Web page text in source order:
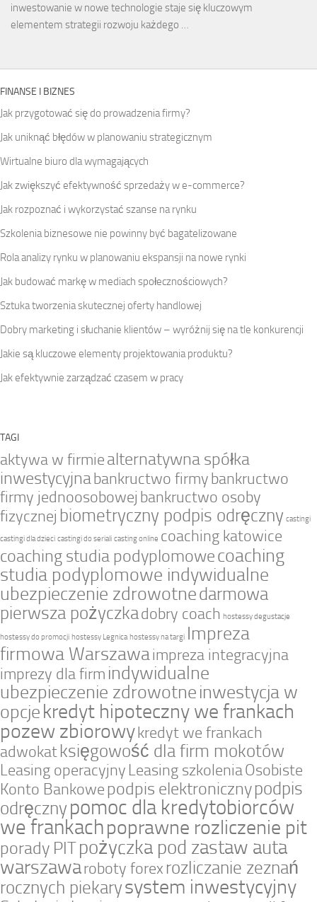
inwestowanie w nowe technologie staje się kluczowym
elementem strategii rozwoju każdego …
FINANSE I BIZNES
Jak przygotować się do prowadzenia firmy?
Jak uniknąć błędów w planowaniu strategicznym
Wirtualne biuro dla wymagających
Jak zwiększyć efektywność sprzedaży w e-commerce?
Jak rozpoznać i wykorzystać szanse na rynku
Szkolenia biznesowe nie powinny być bagatelizowane
Rola analizy rynku w planowaniu ekspansji na nowe rynki
Jak budować markę w mediach społecznościowych?
Sztuka tworzenia skutecznej oferty handlowej
Dobry marketing i słuchanie klientów – wyróżnij się na tle konkurencji
Jakie są kluczowe elementy projektowania produktu?
Jak efektywnie zarządzać czasem w pracy
TAGI
aktywa w firmiealternatywna spółka
inwestycyjnabankructwo firmybankructwo
firmy jednoosobowej bankructwo osoby
fizycznej biometryczny podpis odręczny castingi
castingi dla dzieci castingi do seriali casting online coaching katowice
coaching studia podyplomowecoaching
studia podyplomowe indywidualne
ubezpieczenie zdrowotnedarmowa
pierwsza pożyczkadobry coach hostessy degustacje
hostessy do promocji hostessy Legnica hostessy na targi Impreza
firmowa Warszawaimpreza integracyjna
imprezy dla firm indywidualne
ubezpieczenie zdrowotneinwestycja w
opcjekredyt hipoteczny we frankach
pozew zbiorowykredyt we frankach
adwokatksięgowość dla firm mokotów
Leasing operacyjny Leasing szkoleniaOsobiste
Konto Bankowepodpis elektronicznypodpis
odręczny pomoc dla kredytobiorców
we frankachpoprawne rozliczenie pit
porady PITpożyczka pod zastaw auta
warszawaroboty forex rozliczanie zeznań
rocznych piekarysystem inwestycyjny